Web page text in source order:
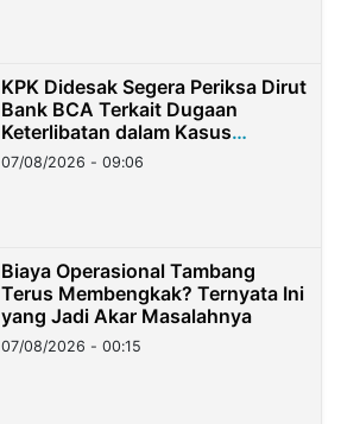
KPK Didesak Segera Periksa Dirut
Bank BCA Terkait Dugaan
Keterlibatan dalam Kasus
Hilangnya Dana Nasabah Rp2,58
Miliar
07/08/2026 - 09:06
Biaya Operasional Tambang
Terus Membengkak? Ternyata Ini
yang Jadi Akar Masalahnya
07/08/2026 - 00:15